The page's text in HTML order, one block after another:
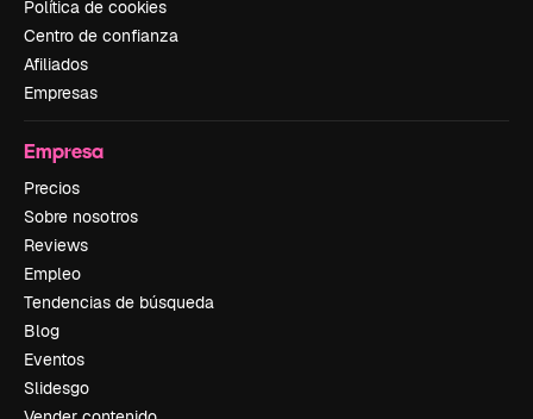
Política de cookies
Centro de confianza
Afiliados
Empresas
Empresa
Precios
Sobre nosotros
Reviews
Empleo
Tendencias de búsqueda
Blog
Eventos
Slidesgo